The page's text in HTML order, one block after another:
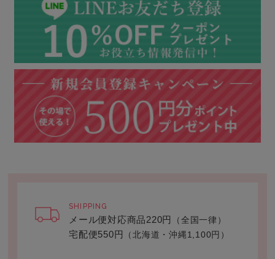
SHIPPING
メール便対応商品220円 （全国一律）
宅配便550円 （北海道・沖縄1,100円）